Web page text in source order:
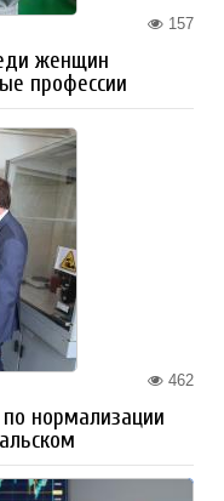
157
женщин
профессии
462
нормализации